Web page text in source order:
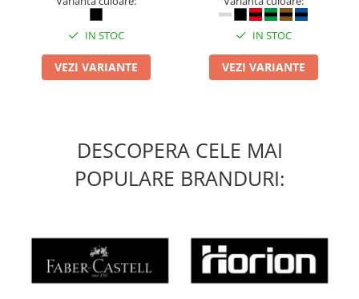
Articole de unica folosinta
Copii - tricouri si hanorace
Comunicare si prezentare
Flipchart-uri
Ecrane de proiectie
Accesorii prezentare
Gadgeturi mobile
Securitate digitala
IN STOC
VEZI VARIANTE
IN STOC
VEZI VARIANTE
DESCOPERA CELE MAI
POPULARE BRANDURI: